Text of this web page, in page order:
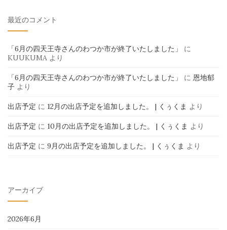
最近のコメント
「6月の四天王寺さんのわつか市が終了いたしました」
に
KUUKUMA より
「6月の四天王寺さんのわつか市が終了いたしました」 に 恩地郁
子 より
出店予定 に 12月の出店予定を追加しました。 | くぅくま より
出店予定 に 10月の出店予定を追加しました。 | くぅくま より
出店予定 に 9月の出店予定を追加しました。 | くぅくま より
アーカイブ
2026年6月